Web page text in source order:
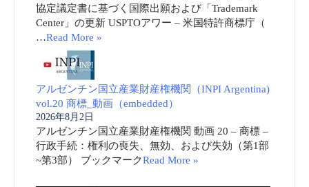
協定議定書に基づく国際出願および「Trademark
Center」の更新 USPTOアワー – 米国特許商標庁（
…Read More »
アルゼンチン国立産業財産権機関（INPI Argentina)
vol.20 商標_動画（embedded）
2026年8月2日
アルゼンチン国立産業財産権機関 動画 20 – 商標 –
行政手続：権利の喪失、無効、および失効（第1部
~第3部） ブックマークRead More »